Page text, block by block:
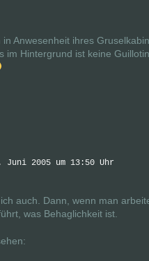
Anwesenheit ihres
im Hintergrund ist keine
Juni 2005 um 13:50 Uhr
auch. Dann, wenn man
was Behaglichkeit ist.